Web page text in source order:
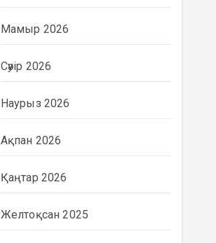
Мамыр 2026
Сәуір 2026
Наурыз 2026
Ақпан 2026
Қаңтар 2026
Желтоқсан 2025